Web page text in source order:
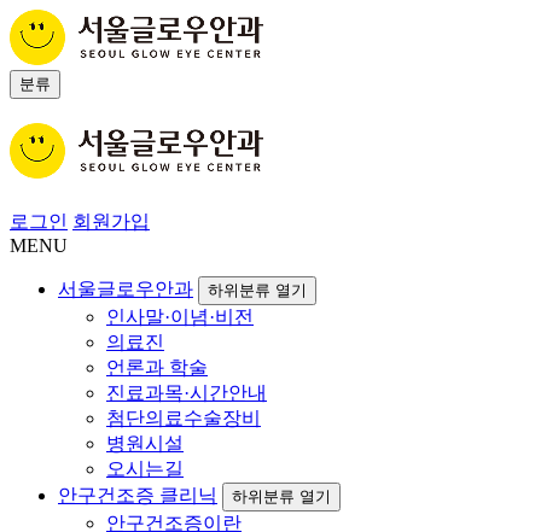
분류
로그인 회원가입
MENU
서울글로우안과 하위분류 열기
인사말·이념·비전
의료진
언론과 학술
진료과목·시간안내
첨단의료수술장비
병원시설
오시는길
안구건조증 클리닉
하위분류 열기
안구건조증이란